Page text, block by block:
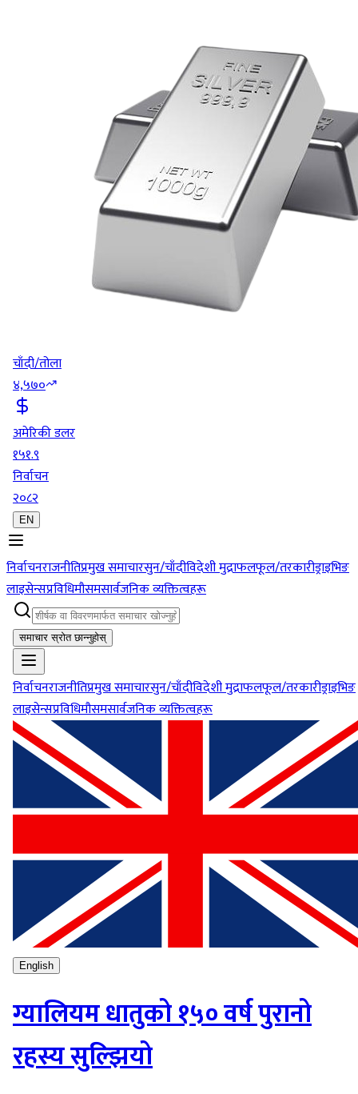
चाँदी/तोला
४,५७०
अमेरिकी डलर
१५१.९
निर्वाचन
२०८२
EN
निर्वाचनराजनीतिप्रमुख समाचारसुन/चाँदीविदेशी मुद्राफलफूल/तरकारीड्राइभिङ
लाइसेन्सप्रविधिमौसमसार्वजनिक व्यक्तित्वहरू
समाचार स्रोत छान्नुहोस्
निर्वाचनराजनीतिप्रमुख समाचारसुन/चाँदीविदेशी मुद्राफलफूल/तरकारीड्राइभिङ
लाइसेन्सप्रविधिमौसमसार्वजनिक व्यक्तित्वहरू
English
ग्यालियम धातुको १५० वर्ष पुरानो
रहस्य सुल्झियो